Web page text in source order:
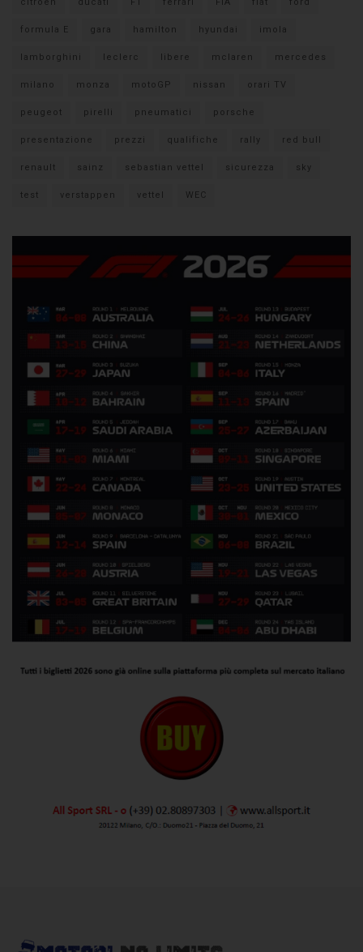
citroen ducati F1 ferrari FIA fiat ford
formula E gara hamilton hyundai imola
lamborghini leclerc libere mclaren mercedes
milano monza motoGP nissan orari TV
peugeot pirelli pneumatici porsche
presentazione prezzi qualifiche rally red bull
renault sainz sebastian vettel sicurezza sky
test verstappen vettel WEC